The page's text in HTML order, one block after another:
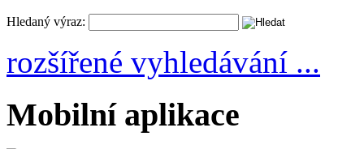
Hledaný výraz:
rozšířené vyhledávání ...
Mobilní aplikace